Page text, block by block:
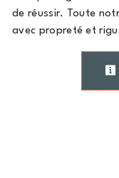
de réussir. Toute
avec propreté et